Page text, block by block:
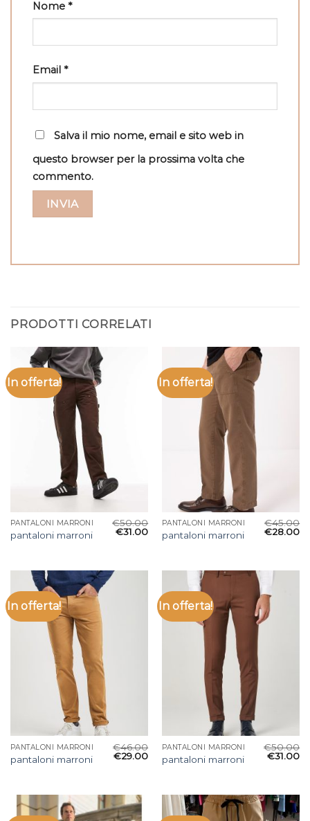
Nome *
Email *
Salva il mio nome, email e sito web in
questo browser per la prossima volta che
commento.
PRODOTTI CORRELATI
In offerta!
PANTALONI MARRONI
pantaloni marroni
€50.00
€31.00
In offerta!
PANTALONI MARRONI
pantaloni marroni
€45.00
€28.00
In offerta!
PANTALONI MARRONI
pantaloni marroni
€46.00
€29.00
In offerta!
PANTALONI MARRONI
pantaloni marroni
€50.00
€31.00